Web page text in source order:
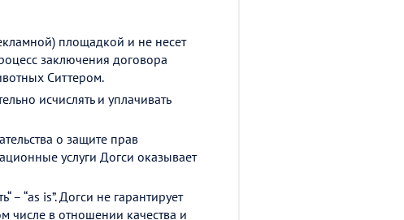
площадкой и не несет
заключения договора
Ситтером.
исчислять и уплачивать
о защите прав
услуги Догси оказывает
– “as is”. Догси не гарантирует
числе в отношении качества и